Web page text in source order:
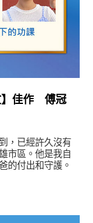
】佳作 傅冠
，已經許久沒有
市區。他是我自
的付出和守護。